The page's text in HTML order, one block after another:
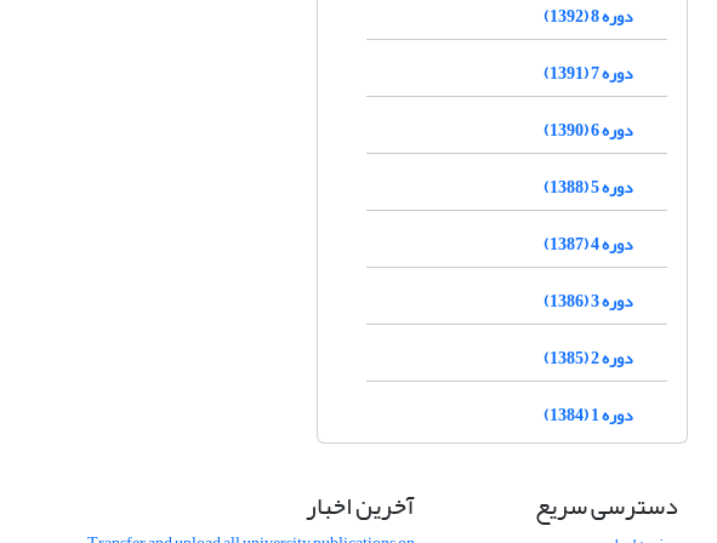
دوره 8 (1392)
دوره 7 (1391)
دوره 6 (1390)
دوره 5 (1388)
دوره 4 (1387)
دوره 3 (1386)
دوره 2 (1385)
دوره 1 (1384)
دسترسی سریع آخرین اخبار